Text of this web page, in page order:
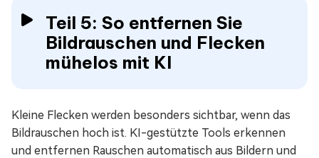
Teil 5: So entfernen Sie
Bildrauschen und Flecken
mühelos mit KI
Kleine Flecken werden besonders sichtbar, wenn das
Bildrauschen hoch ist. KI-gestützte Tools erkennen
und entfernen Rauschen automatisch aus Bildern und